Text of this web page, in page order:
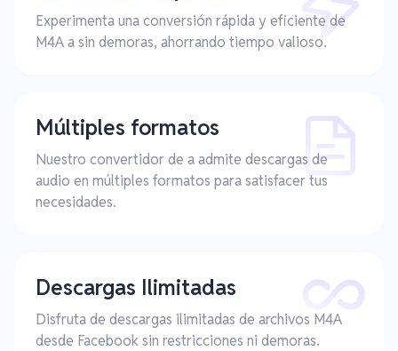
Experimenta una conversión rápida y eficiente de
M4A a sin demoras, ahorrando tiempo valioso.
Múltiples formatos
Nuestro convertidor de a admite descargas de
audio en múltiples formatos para satisfacer tus
necesidades.
Descargas Ilimitadas
Disfruta de descargas ilimitadas de archivos M4A
desde Facebook sin restricciones ni demoras.